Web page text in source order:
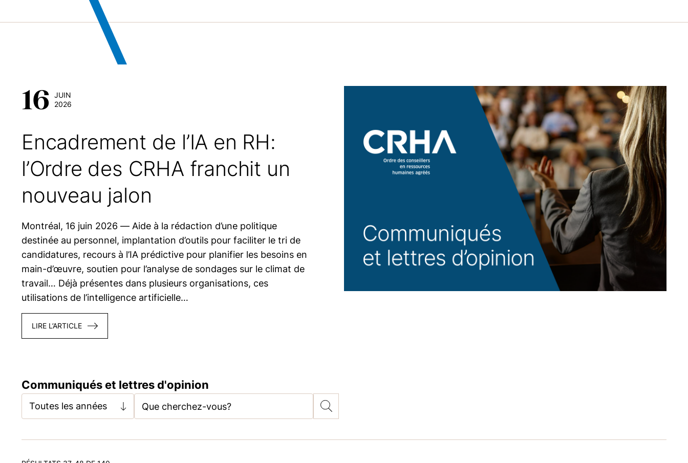
16 JUIN
2026
Encadrement de l’IA en RH:
l’Ordre des CRHA franchit un
nouveau jalon
Montréal, 16 juin 2026 — Aide à la rédaction d’une politique
destinée au personnel, implantation d’outils pour faciliter le tri de
candidatures, recours à l’IA prédictive pour planifier les besoins en
main-d’œuvre, soutien pour l’analyse de sondages sur le climat de
travail… Déjà présentes dans plusieurs organisations, ces
utilisations de l’intelligence artificielle…
LIRE L’ARTICLE
Communiqués et lettres d'opinion
Toutes les années